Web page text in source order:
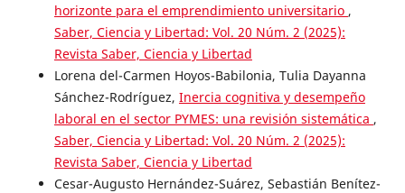
horizonte para el emprendimiento universitario ,
Saber, Ciencia y Libertad: Vol. 20 Núm. 2 (2025):
Revista Saber, Ciencia y Libertad
Lorena del-Carmen Hoyos-Babilonia, Tulia Dayanna
Sánchez-Rodríguez, Inercia cognitiva y desempeño
laboral en el sector PYMES: una revisión sistemática ,
Saber, Ciencia y Libertad: Vol. 20 Núm. 2 (2025):
Revista Saber, Ciencia y Libertad
Cesar-Augusto Hernández-Suárez, Sebastián Benítez-